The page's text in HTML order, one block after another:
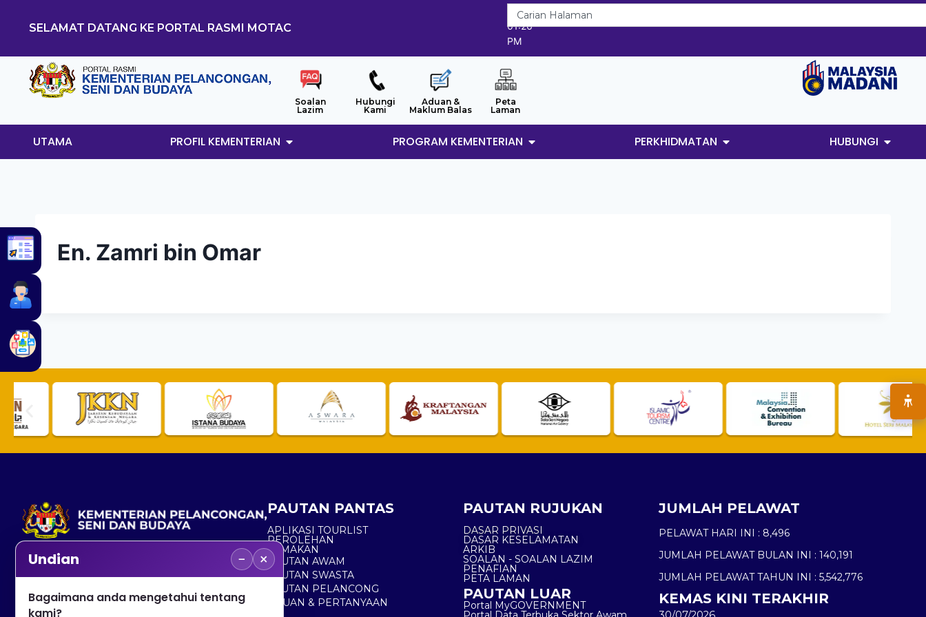
SELAMAT DATANG KE PORTAL RASMI MOTAC
9/8/2026
01:26
PM
Soalan
Lazim
Hubungi
Kami
Aduan &
Maklum Balas
Peta
Laman
UTAMA PROFIL KEMENTERIAN PROGRAM KEMENTERIAN PERKHIDMATAN HUBUNGI
En. Zamri bin Omar
No. 2, Menara 1, Jalan P5/6, Presint 5,
+603 8000 8000
PAUTAN PANTAS
APLIKASI TOURLIST
PEROLEHAN
SEMAKAN
PAUTAN AWAM
PAUTAN SWASTA
PAUTAN PELANCONG
ADUAN & PERTANYAAN
PAUTAN RUJUKAN
DASAR PRIVASI
DASAR KESELAMATAN
ARKIB
SOALAN - SOALAN LAZIM
PENAFIAN
PETA LAMAN
PAUTAN LUAR
Portal MyGOVERNMENT
JUMLAH PELAWAT
PELAWAT HARI INI : 8,496
JUMLAH PELAWAT BULAN INI : 140,191
JUMLAH PELAWAT TAHUN INI : 5,542,776
KEMAS KINI TERAKHIR
Undian − ×
Bagaimana anda mengetahui tentang
kami?